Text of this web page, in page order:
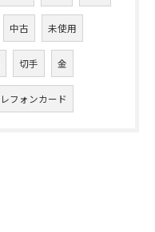
中古 未使用
切手 金
フォンカード